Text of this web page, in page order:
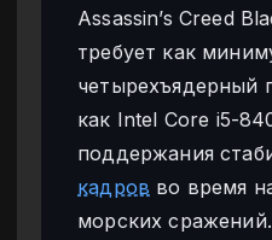
Assassin’s Creed
требует как
четырехъядерный
как Intel Core i5-
поддержания
кадров во время
морских